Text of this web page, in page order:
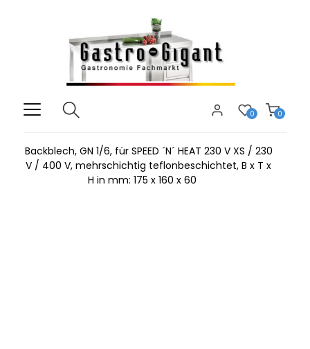
0
0
Backblech, GN 1/6, für SPEED ´N´ HEAT 230 V XS / 230
V / 400 V, mehrschichtig teflonbeschichtet, B x T x
H in mm: 175 x 160 x 60